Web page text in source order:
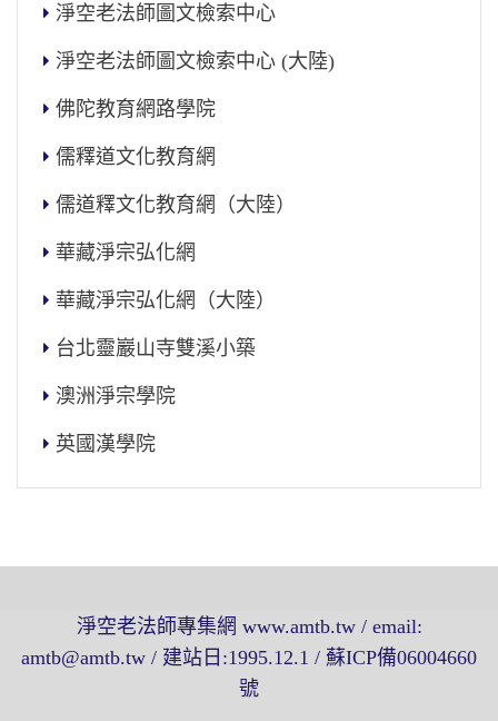
淨空老法師圖文檢索中心
淨空老法師圖文檢索中心 (大陸)
佛陀教育網路學院
儒釋道文化教育網
儒道釋文化教育網（大陸）
華藏淨宗弘化網
華藏淨宗弘化網（大陸）
台北靈巖山寺雙溪小築
澳洲淨宗學院
英國漢學院
淨空老法師專集網 www.amtb.tw / email:
amtb@amtb.tw / 建站日:1995.12.1 / 蘇ICP備06004660
號